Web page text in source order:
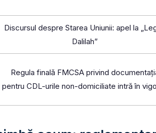
Discursul despre Starea Uniunii: apel la
Dalilah”
Regula finală FMCSA privind
pentru CDL-urile non-domiciliate intră în